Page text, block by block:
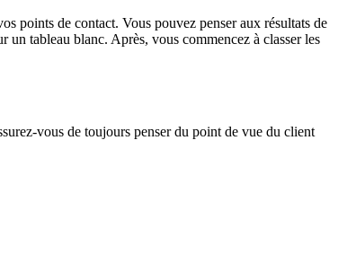
points de contact. Vous pouvez penser aux résultats de
tableau blanc. Après, vous commencez à classer les
vous de toujours penser du point de vue du client